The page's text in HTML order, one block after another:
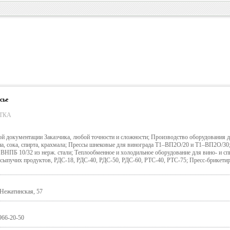
документации Заказчика, любой точности и сложности; Производство оборудования
сока, спирта, крахмала; Прессы шнековые для винограда Т1–ВП2О/20 и Т1–ВП2О/
10/32 из нерж. стали; Теплообменное и холодильное оборудование для вино- и
продуктов, РДС-18, РДС-40, РДС-50, РДС-60, РТС-40, РТС-75; Пресс-
57
20-50